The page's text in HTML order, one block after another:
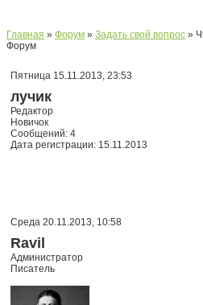
Главная » Форум » Задать свой вопрос »
Форум
Пятница 15.11.2013, 23:53
лучик
Редактор
Новичок
Сообщений: 4
Дата регистрации: 15.11.2013
Среда 20.11.2013, 10:58
Ravil
Администратор
Писатель